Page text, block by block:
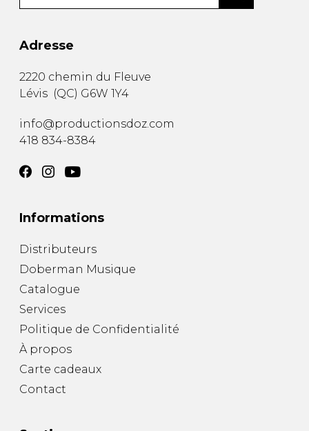
Adresse
2220 chemin du Fleuve
Lévis (QC) G6W 1Y4
info@productionsdoz.com
418 834-8384
Informations
Distributeurs
Doberman Musique
Catalogue
Services
Politique de Confidentialité
À propos
Carte cadeaux
Contact